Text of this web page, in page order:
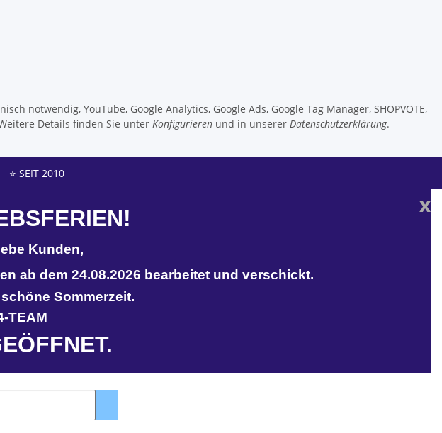
notwendig, YouTube, Google Analytics, Google Ads, Google Tag Manager, SHOPVOTE,
Details finden Sie unter Konfigurieren und in unserer Datenschutzerklärung.
⭐ SEIT 2010
x
Kunden,
ab dem 24.08.2026 bearbeitet und verschickt.
Sommerzeit.
TEAM